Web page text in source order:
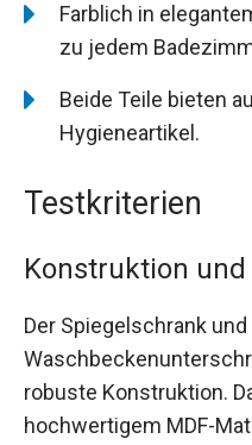
Farblich in
zu jedem
Beide Teile bieten
Hygieneartikel.
Testkriterien
Konstruktion und
Der Spiegelschrank und
robuste Konstruktion.
hochwertigem MDF-